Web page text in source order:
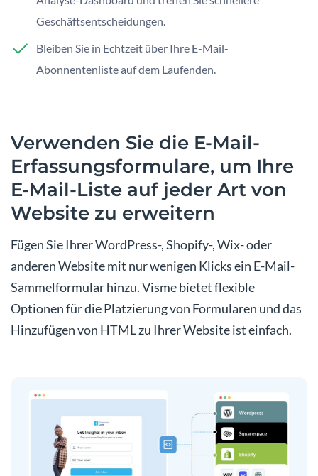
Geschäftsentscheidungen.
Bleiben Sie in Echtzeit über Ihre E-Mail-
Abonnentenliste auf dem Laufenden.
Verwenden Sie die E-Mail-
Erfassungsformulare, um Ihre
E-Mail-Liste auf jeder Art von
Website zu erweitern
Fügen Sie Ihrer WordPress-, Shopify-, Wix- oder
anderen Website mit nur wenigen Klicks ein E-Mail-
Sammelformular hinzu. Visme bietet flexible
Optionen für die Platzierung von Formularen und das
Hinzufügen von HTML zu Ihrer Website ist einfach.